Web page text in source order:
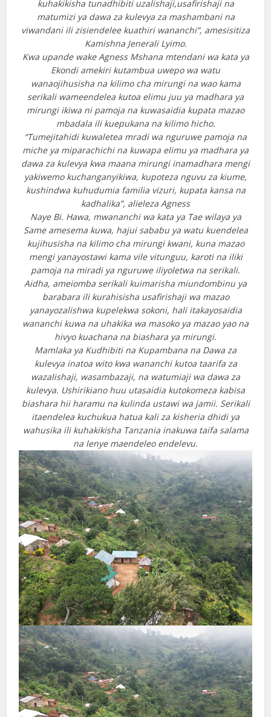
kuhakikisha tunadhibiti uzalishaji,usafirishaji na
matumizi ya dawa za kulevya za mashambani na
viwandani ili zisiendelee kuathiri wananchi”, amesisitiza
Kamishna Jenerali Lyimo.
Kwa upande wake Agness Mshana mtendani wa kata ya
Ekondi amekiri kutambua uwepo wa watu
wanaojihusisha na kilimo cha mirungi na wao kama
serikali wameendelea kutoa elimu juu ya madhara ya
mirungi ikiwa ni pamoja na kuwasaidia kupata mazao
mbadala ili kuepukana na kilimo hicho.
“Tumejitahidi kuwaletea mradi wa nguruwe pamoja na
miche ya miparachichi na kuwapa elimu ya madhara ya
dawa za kulevya kwa maana mirungi inamadhara mengi
yakiwemo kuchanganyikiwa, kupoteza nguvu za kiume,
kushindwa kuhudumia familia vizuri, kupata kansa na
kadhalika”, alieleza Agness
Naye Bi. Hawa, mwananchi wa kata ya Tae wilaya ya
Same amesema kuwa, hajui sababu ya watu kuendelea
kujihusisha na kilimo cha mirungi kwani, kuna mazao
mengi yanayostawi kama vile vitunguu, karoti na iliki
pamoja na miradi ya nguruwe iliyoletwa na serikali.
Aidha, ameiomba serikali kuimarisha miundombinu ya
barabara ili kurahisisha usafirishaji wa mazao
yanayozalishwa kupelekwa sokoni, hali itakayosaidia
wananchi kuwa na uhakika wa masoko ya mazao yao na
hivyo kuachana na biashara ya mirungi.
Mamlaka ya Kudhibiti na Kupambana na Dawa za
kulevya inatoa wito kwa wananchi kutoa taarifa za
wazalishaji, wasambazaji, na watumiaji wa dawa za
kulevya. Ushirikiano huu utasaidia kutokomeza kabisa
biashara hii haramu na kulinda ustawi wa jamii. Serikali
itaendelea kuchukua hatua kali za kisheria dhidi ya
wahusika ili kuhakikisha Tanzania inakuwa taifa salama
na lenye maendeleo endelevu.